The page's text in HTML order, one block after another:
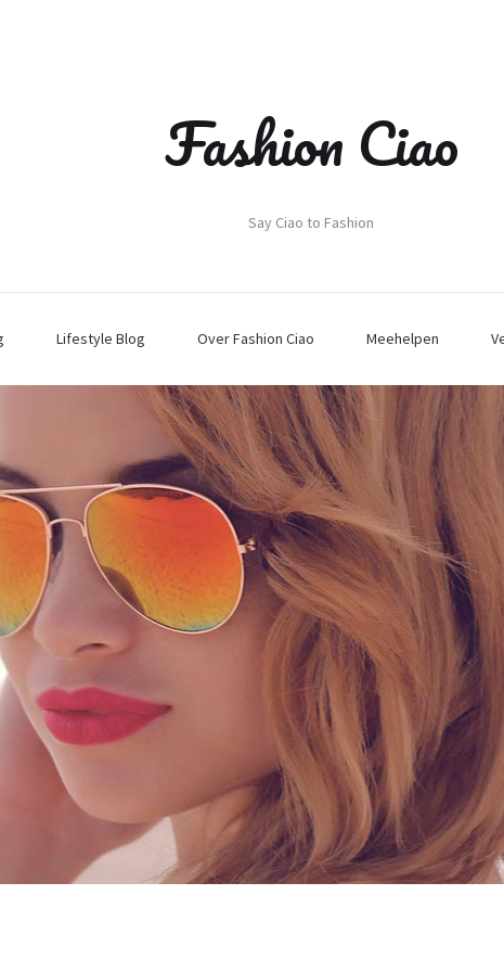
Fashion Ciao
Say Ciao to Fashion
Lifestyle Blog Over Fashion Ciao Meehelpen